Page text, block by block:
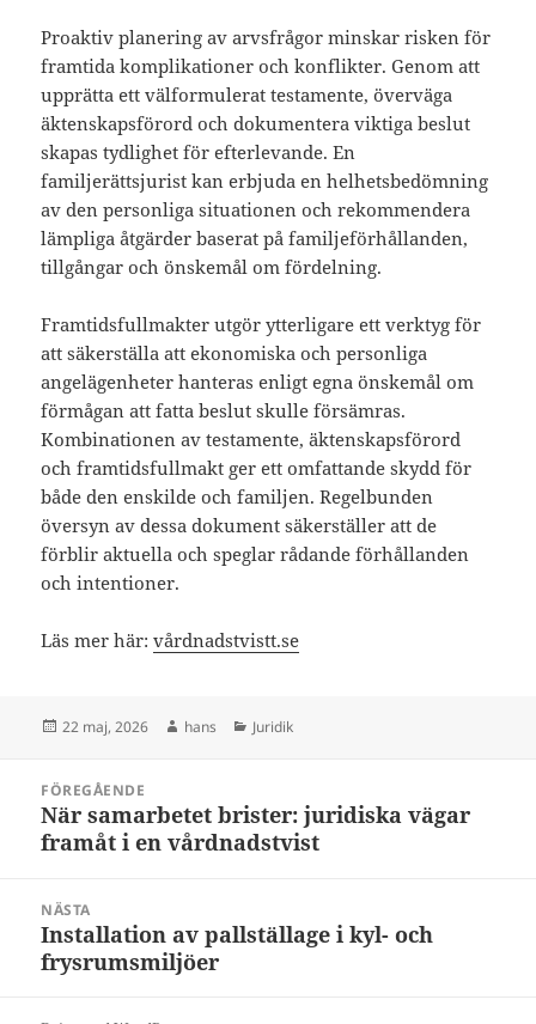
Proaktiv planering av arvsfrågor minskar risken för
framtida komplikationer och konflikter. Genom att
upprätta ett välformulerat testamente, överväga
äktenskapsförord och dokumentera viktiga beslut
skapas tydlighet för efterlevande. En
familjerättsjurist kan erbjuda en helhetsbedömning
av den personliga situationen och rekommendera
lämpliga åtgärder baserat på familjeförhållanden,
tillgångar och önskemål om fördelning.
Framtidsfullmakter utgör ytterligare ett verktyg för
att säkerställa att ekonomiska och personliga
angelägenheter hanteras enligt egna önskemål om
förmågan att fatta beslut skulle försämras.
Kombinationen av testamente, äktenskapsförord
och framtidsfullmakt ger ett omfattande skydd för
både den enskilde och familjen. Regelbunden
översyn av dessa dokument säkerställer att de
förblir aktuella och speglar rådande förhållanden
och intentioner.
Läs mer här:vårdnadstvistt.se
Postat
22 maj, 2026 Författare
hans Kategorier
Juridik
FÖREGÅENDE
Föregående
inlägg:
När samarbetet brister: juridiska vägar
framåt i en vårdnadstvist
NÄSTA
Nästa
inlägg:
Installation av pallställage i kyl- och
frysrumsmiljöer